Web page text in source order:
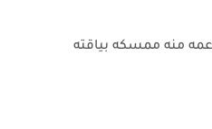
منه ممسكه بياقته